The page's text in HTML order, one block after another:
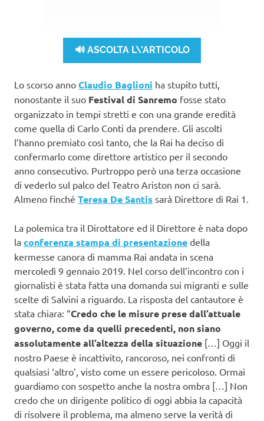
🔊 ASCOLTA L\'ARTICOLO
Lo scorso anno Claudio Baglioni ha stupito tutti,
nonostante il suo Festival di Sanremo fosse stato
organizzato in tempi stretti e con una grande eredità
come quella di Carlo Conti da prendere. Gli ascolti
l’hanno premiato così tanto, che la Rai ha deciso di
confermarlo come direttore artistico per il secondo
anno consecutivo. Purtroppo però una terza occasione
di vederlo sul palco del Teatro Ariston non ci sarà.
Almeno finché Teresa De Santis sarà Direttore di Rai 1.
La polemica tra il Dirottatore ed il Direttore è nata dopo
la conferenza stampa di presentazione della
kermesse canora di mamma Rai andata in scena
mercoledì 9 gennaio 2019. Nel corso dell’incontro con i
giornalisti è stata fatta una domanda sui migranti e sulle
scelte di Salvini a riguardo. La risposta del cantautore è
stata chiara: “Credo che le misure prese dall’attuale
governo, come da quelli precedenti, non siano
assolutamente all’altezza della situazione […] Oggi il
nostro Paese è incattivito, rancoroso, nei confronti di
qualsiasi ‘altro’, visto come un essere pericoloso. Ormai
guardiamo con sospetto anche la nostra ombra […] Non
credo che un dirigente politico di oggi abbia la capacità
di risolvere il problema, ma almeno serve la verità di